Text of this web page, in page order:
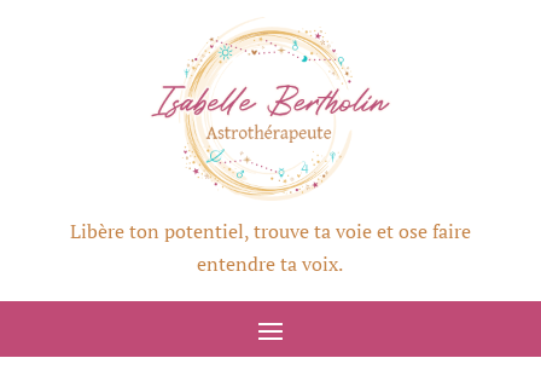
Libère ton potentiel, trouve ta voie et ose faire
entendre ta voix.